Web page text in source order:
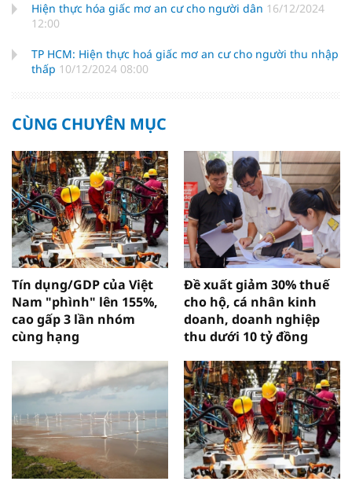
Hiện thực hóa giấc mơ an cư cho người dân 16/12/2024
12:00
TP HCM: Hiện thực hoá giấc mơ an cư cho người thu nhập
thấp 10/12/2024 08:00
CÙNG CHUYÊN MỤC
Tín dụng/GDP của Việt
Nam "phình" lên 155%,
cao gấp 3 lần nhóm
cùng hạng
Đề xuất giảm 30% thuế
cho hộ, cá nhân kinh
doanh, doanh nghiệp
thu dưới 10 tỷ đồng